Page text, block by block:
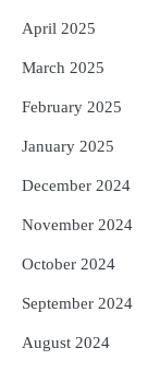
April 2025
March 2025
February 2025
January 2025
December 2024
November 2024
October 2024
September 2024
August 2024